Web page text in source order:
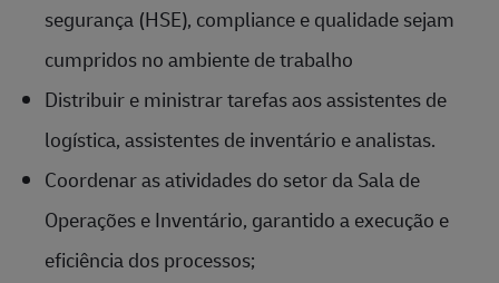
segurança (HSE), compliance e qualidade sejam
cumpridos no ambiente de trabalho
Distribuir e ministrar tarefas aos assistentes de
logística, assistentes de inventário e analistas.
Coordenar as atividades do setor da Sala de
Operações e Inventário, garantido a execução e
eficiência dos processos;